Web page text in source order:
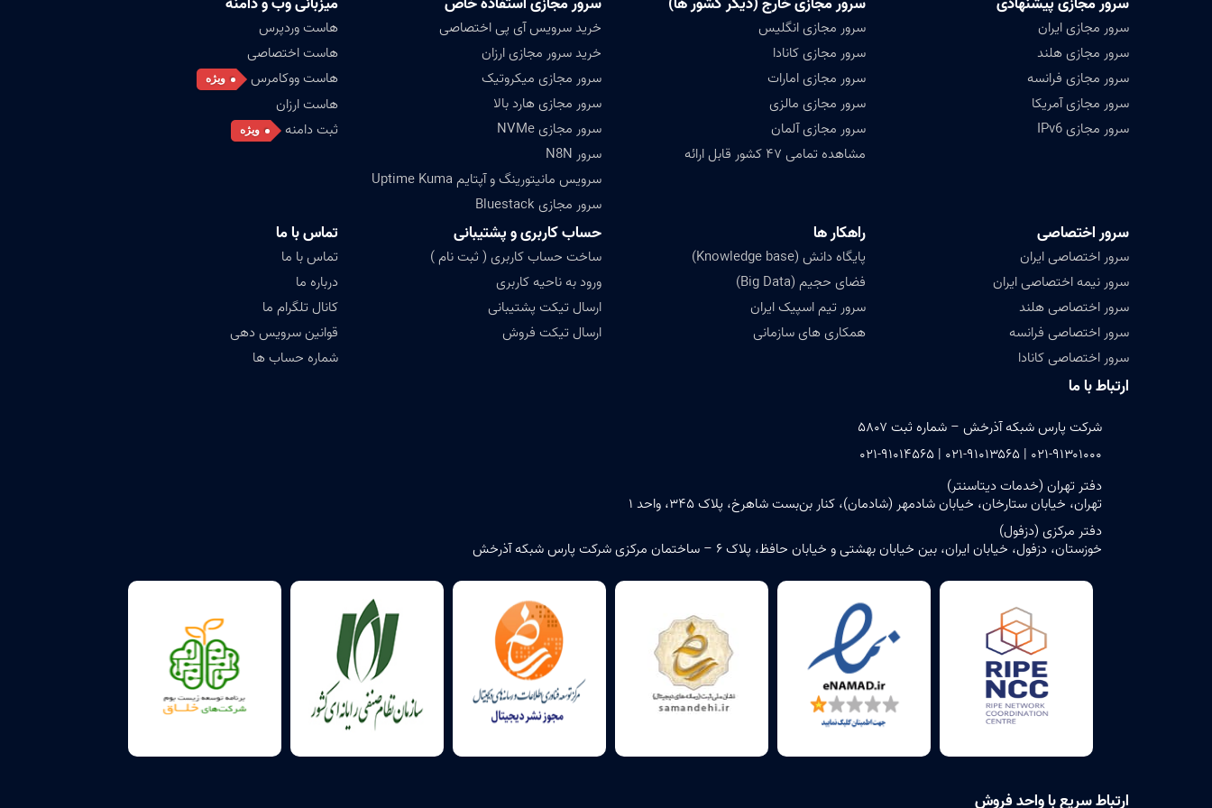
سرور مجازی ایران
سرور مجازی هلند
سرور مجازی فرانسه
سرور مجازی آمریکا
سرور مجازی IPv6
سرور مجازی انگلیس
سرور مجازی کانادا
سرور مجازی امارات
سرور مجازی مالزی
سرور مجازی آلمان
مشاهده تمامی ۴۷ کشور قابل ارائه
خرید سرویس آی پی اختصاصی
خرید سرور مجازی ارزان
سرور مجازی میکروتیک
سرور مجازی هارد بالا
سرور مجازی NVMe
سرور N8N
سرویس مانیتورینگ و آپتایم Uptime Kuma
سرور مجازی Bluestack
هاست وردپرس
هاست اختصاصی
هاست ووکامرس
ویژه
هاست ارزان
ثبت دامنه
ویژه
سرور اختصاصی
سرور اختصاصی ایران
سرور نیمه اختصاصی ایران
سرور اختصاصی هلند
سرور اختصاصی فرانسه
سرور اختصاصی کانادا
راهکار ها
پایگاه دانش (Knowledge base)
فضای حجیم (Big Data)
سرور تیم اسپیک ایران
همکاری های سازمانی
حساب کاربری و پشتیبانی
ساخت حساب کاربری ( ثبت نام )
ورود به ناحیه کاربری
ارسال تیکت پشتیبانی
ارسال تیکت فروش
تماس با ما
تماس با ما
درباره ما
کانال تلگرام ما
قوانین سرویس دهی
شماره حساب ها
ارتباط با ما
شرکت پارس شبکه آذرخش – شماره ثبت ۵۸۰۷
۰۲۱-۹۱۳۰۱۰۰۰ | ۰۲۱-۹۱۰۱۳۵۶۵ | ۰۲۱-۹۱۰۱۴۵۶۵
دفتر تهران (خدمات دیتاسنتر)
تهران، خیابان ستارخان، خیابان شادمهر (شادمان)، کنار بن‌بست شاهرخ، پلاک ۳۴۵، واحد ۱
دفتر مرکزی (دزفول)
خوزستان، دزفول، خیابان ایران، بین خیابان بهشتی و خیابان حافظ، پلاک ۶ – ساختمان مرکزی شرکت پارس شبکه آذرخش
ارتباط سریع با واحد فروش